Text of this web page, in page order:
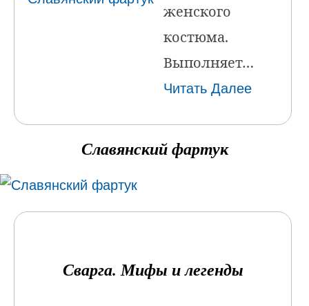
женского
костюма.
Выполняет…
Читать Далее
Славянский фартук
Сварга. Мифы и легенды